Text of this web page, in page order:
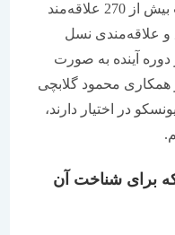
بین‌المللی خبر داد و گفت: شرکت بیش از 270 علاقه‌مند
نسل
به صورت
محمود گلابچی
اختیار دارند،
شناخت آن